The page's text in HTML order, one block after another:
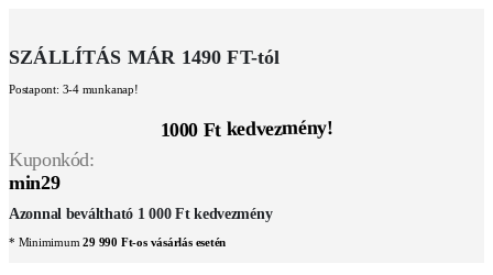
SZÁLLÍTÁS MÁR 1490 FT-tól
Postapont: 3-4 munkanap!
1000 Ft kedvezmény!
Kuponkód:
min29
Azonnal beváltható 1 000 Ft kedvezmény
* Minimimum29 990 Ft-os vásárlás esetén